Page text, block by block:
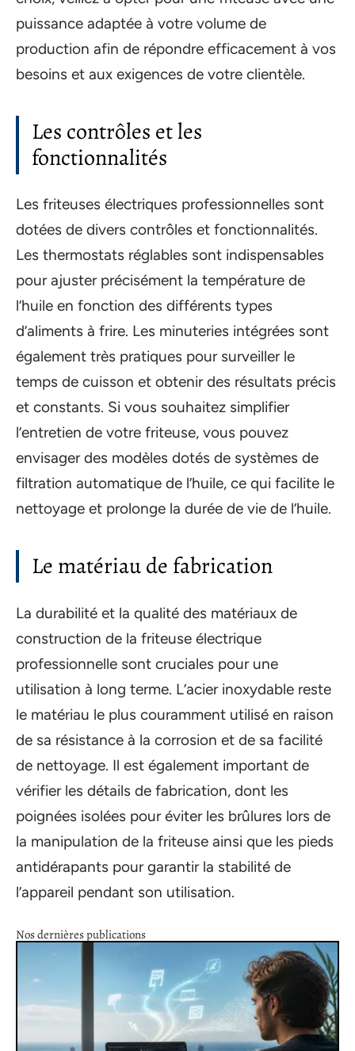
puissance adaptée à votre volume de
production afin de répondre efficacement à vos
besoins et aux exigences de votre clientèle.
Les contrôles et les
fonctionnalités
Les friteuses électriques professionnelles sont
dotées de divers contrôles et fonctionnalités.
Les thermostats réglables sont indispensables
pour ajuster précisément la température de
l’huile en fonction des différents types
d’aliments à frire. Les minuteries intégrées sont
également très pratiques pour surveiller le
temps de cuisson et obtenir des résultats précis
et constants. Si vous souhaitez simplifier
l’entretien de votre friteuse, vous pouvez
envisager des modèles dotés de systèmes de
filtration automatique de l’huile, ce qui facilite le
nettoyage et prolonge la durée de vie de l’huile.
Le matériau de fabrication
La durabilité et la qualité des matériaux de
construction de la friteuse électrique
professionnelle sont cruciales pour une
utilisation à long terme. L’acier inoxydable reste
le matériau le plus couramment utilisé en raison
de sa résistance à la corrosion et de sa facilité
de nettoyage. Il est également important de
vérifier les détails de fabrication, dont les
poignées isolées pour éviter les brûlures lors de
la manipulation de la friteuse ainsi que les pieds
antidérapants pour garantir la stabilité de
l’appareil pendant son utilisation.
Nos dernières publications